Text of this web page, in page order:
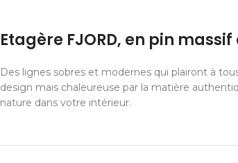
Etagère FJORD, en pin
Des lignes sobres et modernes qui plairont à
design mais chaleureuse par la matière
nature dans votre intérieur.